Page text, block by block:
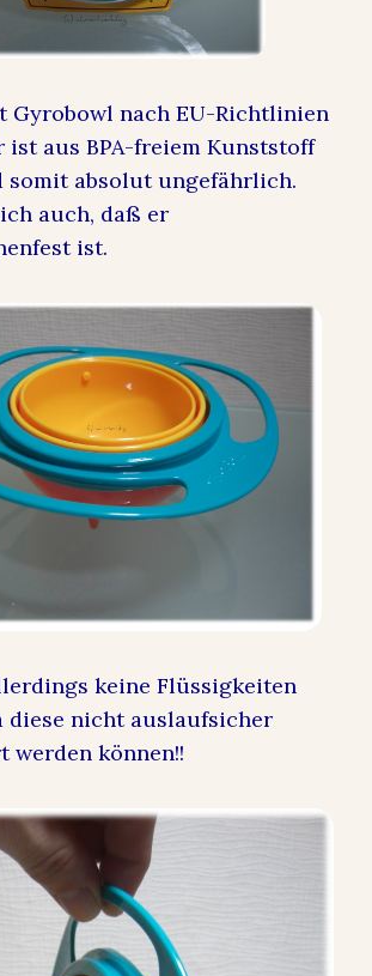
Gyrobowl nach EU-Richtlinien
ist aus BPA-freiem Kunststoff
somit absolut ungefährlich.
auch, daß er
ist.
keine Flüssigkeiten
diese nicht auslaufsicher
können!!